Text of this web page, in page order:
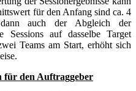
für den Anfang sind ca. 4
auch der Abgleich der
Sessions auf dasselbe Target
Teams am Start, erhöht sich
für den Auftraggeber